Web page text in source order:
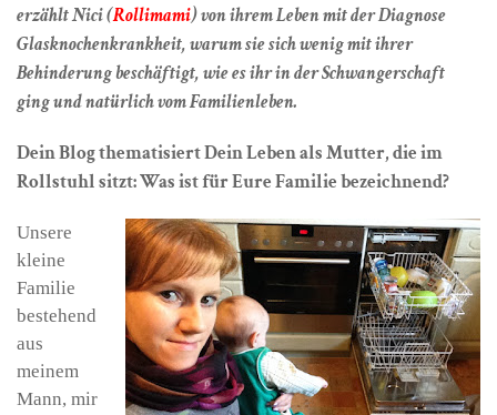
erzählt Nici (Rollimami) von ihrem Leben mit der Diagnose
Glasknochenkrankheit, warum sie sich wenig mit ihrer
Behinderung beschäftigt, wie es ihr in der Schwangerschaft
ging und natürlich vom Familienleben.
Dein Blog thematisiert Dein Leben als Mutter, die im
Rollstuhl sitzt: Was ist für Eure Familie bezeichnend?
Unsere
kleine
Familie
bestehend
aus
meinem
Mann, mir